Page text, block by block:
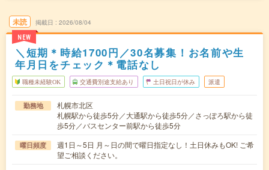
未読
NEW
掲載日 2026/08/04
＼短期＊時給1700円／30名募集！お名前や生
年月日をチェック＊電話なし
職種未経験OK 交通費別途支給あり 土日祝日が休み 派遣
勤務地
札幌市北区
札幌駅から徒歩5分／大通駅から徒歩5分／さっぽろ駅から徒
歩5分／バスセンター前駅から徒歩5分
曜日頻度
週1日～5日 月～日の間で曜日指定なし！土日休みもOK! ご希
望ご相談ください。